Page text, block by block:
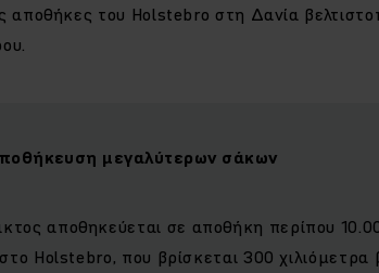
αποθήκες του Holstebro στη Δανία
μεγαλύτερων σάκων
αποθηκεύεται σε αποθήκη περίπου
Holstebro, που βρίσκεται 300 χιλιόμετρα